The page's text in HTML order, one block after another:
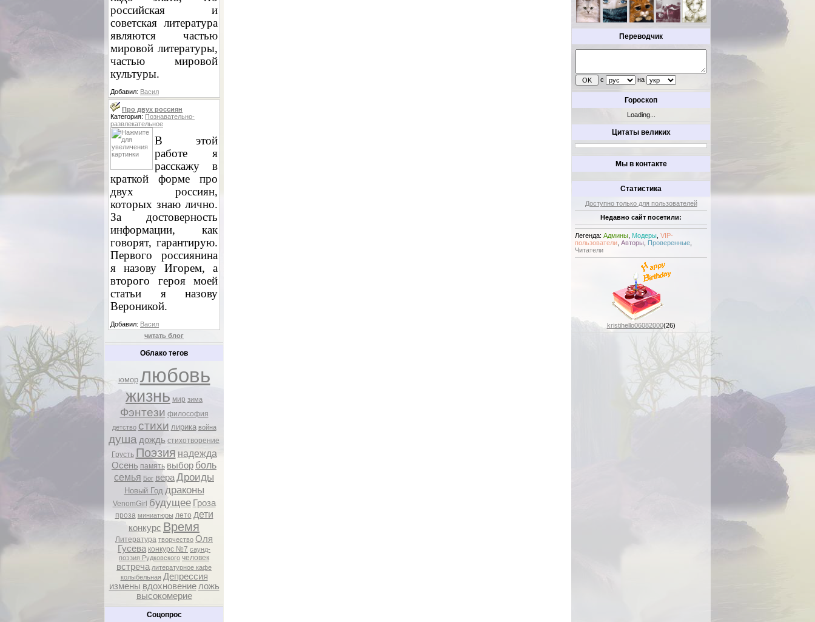
российская и
советская литература
являются частью
мировой литературы,
частью мировой
культуры.
Добавил: Васил
Про двух россиян
Категория: Познавательно-
развлекательное
В этой
работе я
расскажу в
краткой форме про
двух россиян,
которых знаю лично.
За достоверность
информации, как
говорят, гарантирую.
Первого россиянина
я назову Игорем, а
второго героя моей
статьи я назову
Вероникой.
Добавил: Васил
читать блог
Облако тегов
юмор любовь
жизнь мир зима
Фэнтези философия
детство стихи лирика война
душа дождь стихотворение
Грусть Поэзия надежда
Осень память выбор боль
семья Бог вераДроиды
Новый Год драконы
VenomGirl будущее Гроза
проза миниатюры лето дети
конкурс Время
Литература творчество Оля
Гусева конкурс №7 саунд-
поэзия Рудковского человек
встреча литературное кафе
колыбельная Депрессия
измены вдохновение ложь
высокомерие
Соцопрос
Переводчик
с на
Гороскоп
Loading...
Цитаты великих
Мы в контакте
Статистика
Доступно только для пользователей
Недавно сайт посетили:
Легенда: Админы Модеры VIP-
пользователи Авторы Проверенные
Читатели
kristihello06082000(26)